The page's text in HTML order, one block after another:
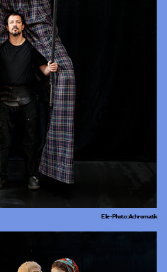
Elie - Photo : Achromatik